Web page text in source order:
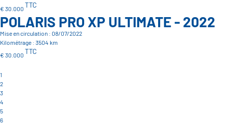
€ 30.000 TTC
POLARIS PRO XP ULTIMATE - 2022
Mise en circulation : 08/07/2022
Kilométrage : 3504 km
€ 30.000 TTC
1
2
3
4
5
6